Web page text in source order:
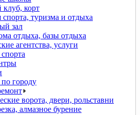
корт
туризма и отдыха
зал
отдыха, базы отдыха
агентства, услуги
городу
ворота, двери, рольставни
алмазное бурение